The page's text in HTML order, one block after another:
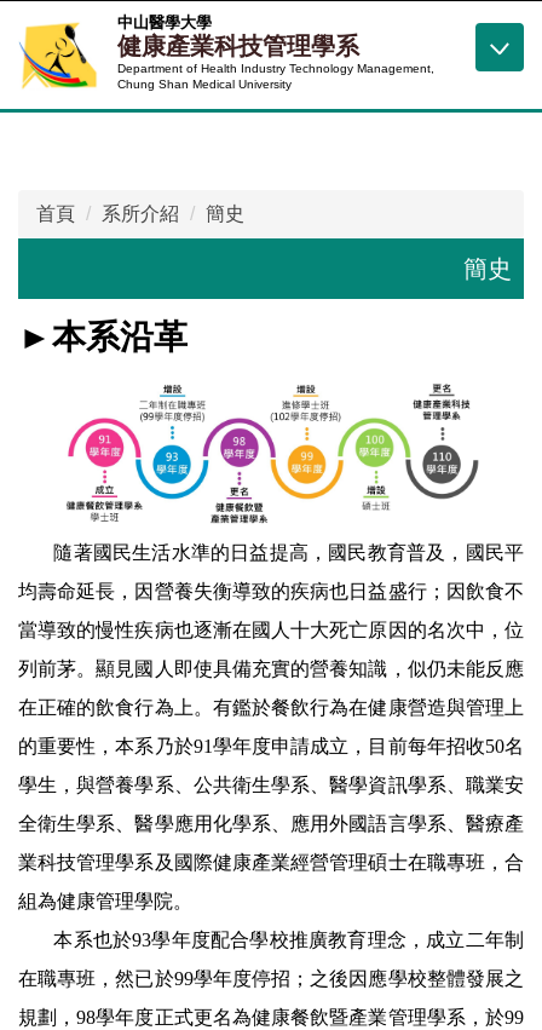
到
主
要
中山醫學大學
健康產業科技管理學系
Department of Health Industry Technology Management,
Chung Shan Medical University
首頁 系所介紹 簡史
簡史
►本系沿革
隨著國民生活水準的日益提高，國民教育普及，國民平
均壽命延長，因營養失衡導致的疾病也日益盛行；因飲食不
當導致的慢性疾病也逐漸在國人十大死亡原因的名次中，位
列前茅。顯見國人即使具備充實的營養知識，似仍未能反應
在正確的飲食行為上。有鑑於餐飲行為在健康營造與管理上
的重要性，本系乃於91學年度申請成立，目前每年招收50名
學生，與營養學系、公共衛生學系 、醫學資訊學系 、職業安
全衛生學系 、醫學應用化學系、 應用外國語言學系 、醫療產
業科技管理學系及國際健康產業經營管理碩士在職專班，合
組為健康管理學院。
本系也於93學年度配合學校推廣教育理念，成立二年制
在職專班 ，然已於99學年度停招； 之後因應學校整體發展之
規劃 ，98學年度正式更名為健康餐飲暨產業管理學系， 於99